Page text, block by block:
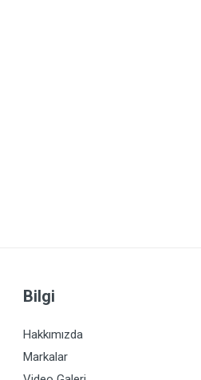
Bilgi
Hakkımızda
Markalar